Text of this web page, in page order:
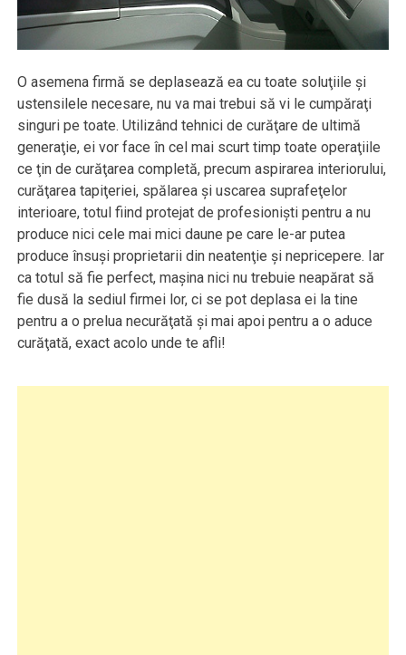
O asemena firmă se deplasează ea cu toate soluţiile şi
ustensilele necesare, nu va mai trebui să vi le cumpăraţi
singuri pe toate. Utilizând tehnici de curăţare de ultimă
generaţie, ei vor face în cel mai scurt timp toate operaţiile
ce ţin de curăţarea completă, precum aspirarea interiorului,
curăţarea tapiţeriei, spălarea şi uscarea suprafeţelor
interioare, totul fiind protejat de profesionişti pentru a nu
produce nici cele mai mici daune pe care le-ar putea
produce însuşi proprietarii din neatenţie şi nepricepere. Iar
ca totul să fie perfect, maşina nici nu trebuie neapărat să
fie dusă la sediul firmei lor, ci se pot deplasa ei la tine
pentru a o prelua necurăţată şi mai apoi pentru a o aduce
curăţată, exact acolo unde te afli!